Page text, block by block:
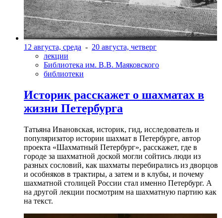
12 августа, среда - 20 августа, четверг
лекции
Библиотека им. В.В. Маяковского
библиотеки
Историк расскажет о шахматах в
жизни Петербурга
Татьяна Ивановская, историк, гид, исследователь и
популяризатор истории шахмат в Петербурге, автор
проекта «Шахматный Петербург», расскажет, где в
городе за шахматной доской могли сойтись люди из
разных сословий, как шахматы перебирались из дворцов
и особняков в трактиры, а затем и в клубы, и почему
шахматной столицей России стал именно Петербург. А
на другой лекции посмотрим на шахматную партию как
на текст.